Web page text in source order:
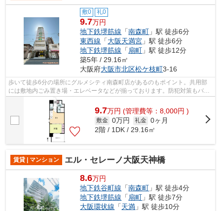
敷0 礼0
9.7万円
地下鉄堺筋線 「南森町 」駅 徒歩6分
東西線 「大阪天満宮 」駅 徒歩6分
地下鉄堺筋線 「 扇町 」駅 徒歩12分
築5年 / 29.16㎡
大阪府大阪市北区松ケ枝町3-16
歩いて徒歩6分の場所にグルメシティ南森町店があるのもポイント。共用部
には敷地内ごみ置き場・エレベータなどが揃っております。防犯対策もバッ
チリなマンションタイプの物件です。外...
9.7万円 (管理費等：8,000円 )
敷金 0万円 礼金 0ヶ月
2階 / 1DK / 29.16㎡
賃貸 | マンション エル・セレーノ大阪天神橋
8.6万円
地下鉄谷町線 「南森町 」駅 徒歩4分
地下鉄堺筋線 「扇町 」駅 徒歩7分
大阪環状線 「天満 」駅 徒歩10分